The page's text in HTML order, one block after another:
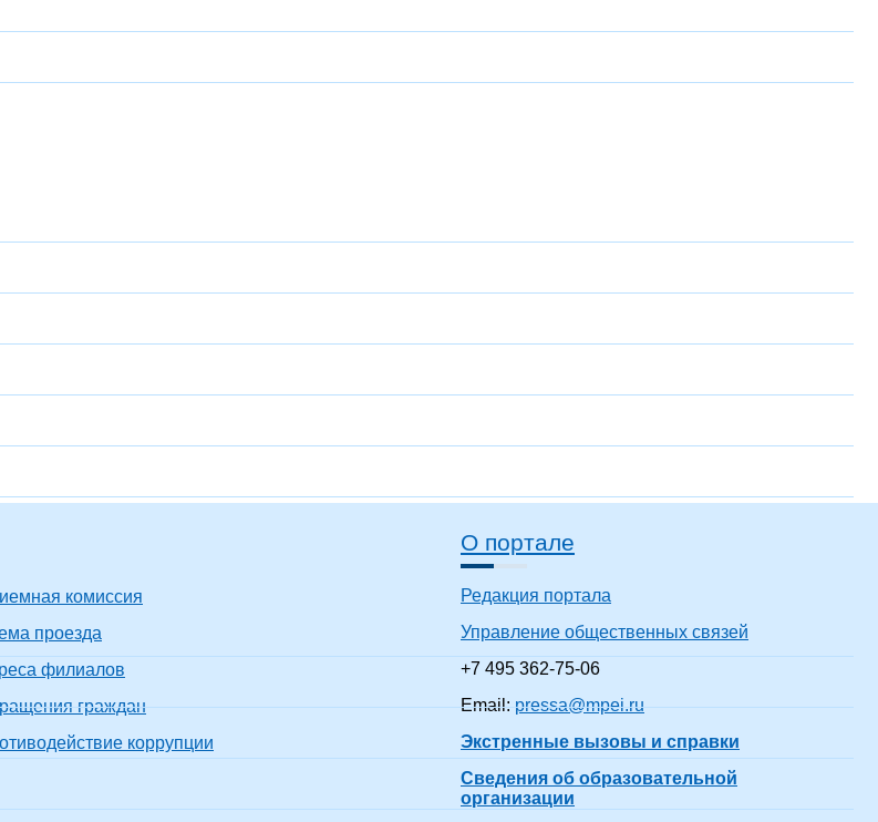
комиссия
проезда
филиалов
граждан
коррупции
О портале
Редакция портала
Управление общественных связей
+7 495 362-75-06
Email: pressa@mpei.ru
Экстренные вызовы и справки
Сведения об образовательной
организации